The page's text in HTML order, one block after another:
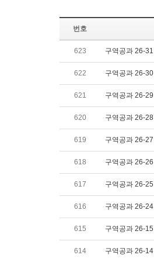
번호
623 구역공과 26-31
622 구역공과 26-30
621 구역공과 26-29
620 구역공과 26-28
619 구역공과 26-27
618 구역공과 26-26
617 구역공과 26-25
616 구역공과 26-24
615 구역공과 26-15
614 구역공과 26-14